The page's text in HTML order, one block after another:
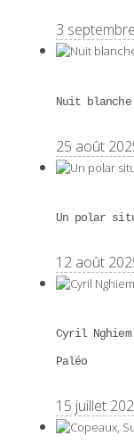
3
Nuit
25 août
Un polar
12 août
Cyril
Paléo
15 juillet